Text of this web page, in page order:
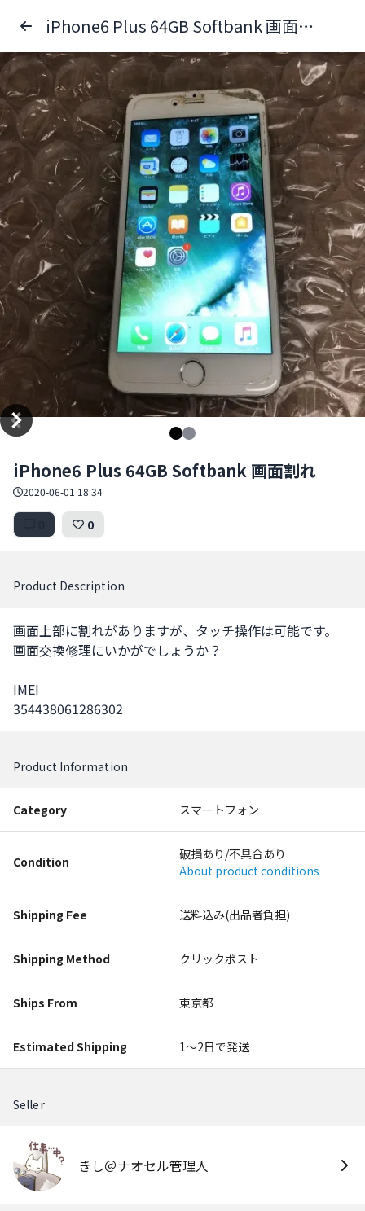
iPhone6 Plus 64GB Softbank 画面割れ
iPhone6 Plus 64GB Softbank 画面割れ
2020-06-01 18:34
0
Product Description
画面上部に割れがありますが、タッチ操作は可能です。
画面交換修理にいかがでしょうか？
IMEI
354438061286302
Product Information
Category スマートフォン
Condition
破損あり/不具合あり
About product conditions
Shipping Fee 送料込み(出品者負担)
Shipping Method クリックポスト
Ships From 東京都
Estimated Shipping 1〜2日で発送
Seller
きし＠ナオセル管理人